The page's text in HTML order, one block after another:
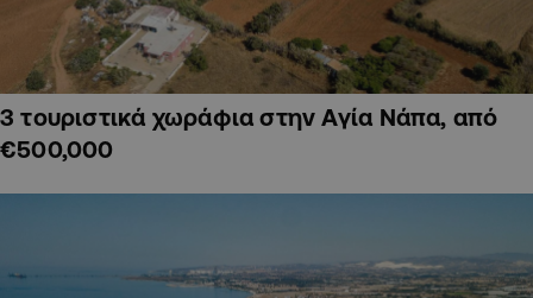
3 τουριστικά χωράφια στην Αγία Νάπα, από
€500,000